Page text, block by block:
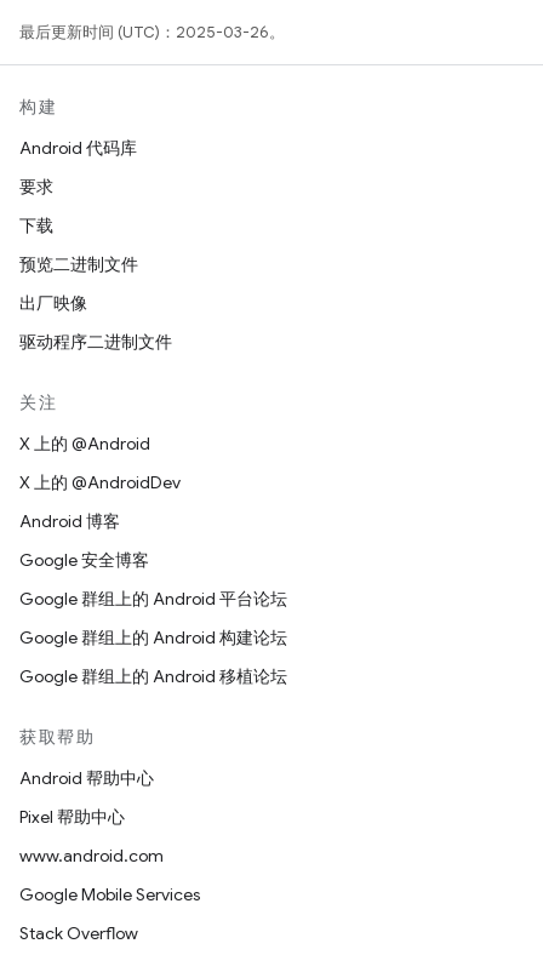
最后更新时间 (UTC)：2025-03-26。
构建
Android 代码库
要求
下载
预览二进制文件
出厂映像
驱动程序二进制文件
关注
X 上的 @Android
X 上的 @AndroidDev
Android 博客
Google 安全博客
Google 群组上的 Android 平台论坛
Google 群组上的 Android 构建论坛
Google 群组上的 Android 移植论坛
获取帮助
Android 帮助中心
Pixel 帮助中心
www.android.com
Google Mobile Services
Stack Overflow